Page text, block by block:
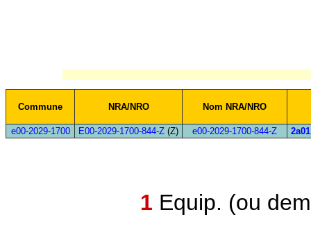
Commune NRA/NRO Nom NRA/NRO
e00-2029-1700 E00-2029-1700-844-Z (Z) e00-2029-1700-844-Z
1 Equip. (ou